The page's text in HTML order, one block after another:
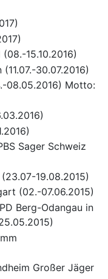
15.10.2016)
30.07.2016)
08.05.2016) Motto:
Sager Schweiz
19.08.2015)
(02.-07.06.2015)
Berg-Odangau in
Großer Jäger